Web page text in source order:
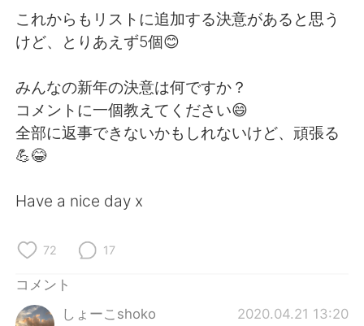
これからもリストに追加する決意があると思う
けど、とりあえず5個😊
みんなの新年の決意は何ですか？
コメントに一個教えてください😄
全部に返事できないかもしれないけど、頑張る
💪😂
Have a nice day x
72 17
コメント
しょーこshoko
2020.04.21 13:20